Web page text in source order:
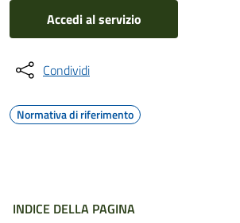
Accedi al servizio
Condividi
Normativa di riferimento
INDICE DELLA PAGINA